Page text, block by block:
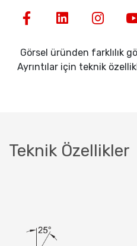
Görsel üründen farklılık
Ayrıntılar için teknik
Teknik Özellikler